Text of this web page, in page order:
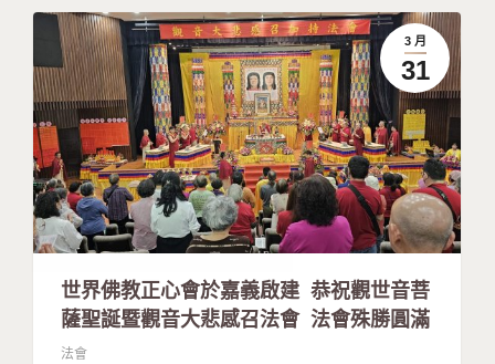
3 月
31
世界佛教正心會於嘉義啟建 恭祝觀世音菩
薩聖誕暨觀音大悲感召法會 法會殊勝圓滿
法會